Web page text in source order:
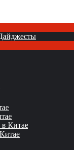
в Китае